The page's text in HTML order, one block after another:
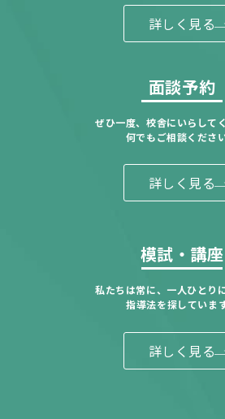
詳しく見る
面談予約
ぜひ一度、校舎にいらして
何でもご相談ください
詳しく見る
模試・講座
私たちは常に、一人ひとり
指導法を探しています
詳しく見る